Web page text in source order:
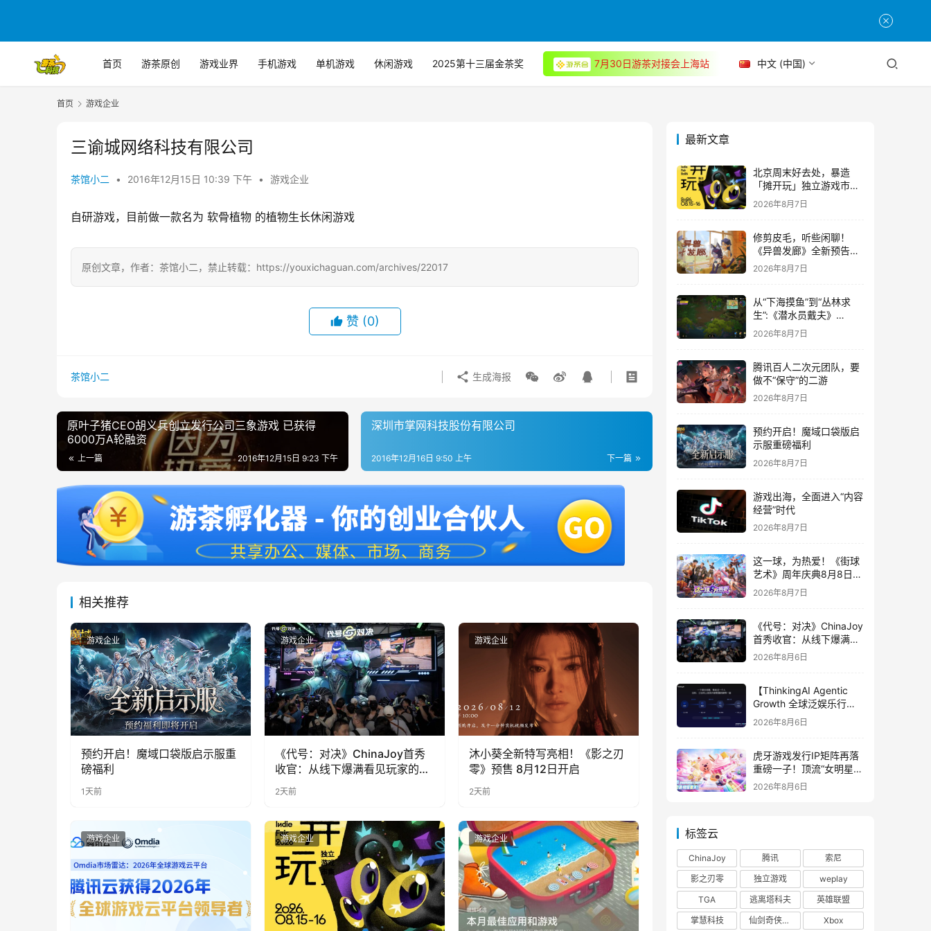
首页 游茶原创 游戏业界 手机游戏 单机游戏 休闲游戏 2025第十三届金茶奖 7月30日游茶对接会上海站 中文 (中国)
首页 游戏企业
三谕城网络科技有限公司
茶馆小二 • 2016年12月15日 10:39 下午 • 游戏企业
自研游戏，目前做一款名为 软骨植物 的植物生长休闲游戏
原创文章，作者：茶馆小二，禁止转载：https://youxichaguan.com/archives/22017
赞 (0)
茶馆小二 生成海报
原叶子猪CEO胡义兵创立发行公司三象游戏 已获得
6000万A轮融资
上一篇 2016年12月15日 9:23 下午
深圳市掌网科技股份有限公司
下一篇
2016年12月16日 9:50 上午
相关推荐
游戏企业
预约开启！魔域口袋版启示服重
磅福利
1天前
游戏企业
《代号：对决》ChinaJoy首秀
收官：从线下爆满看见玩家的真
实期待
2天前
游戏企业
沐小葵全新特写亮相！《影之刃
零》预售 8月12日开启
2天前
游戏企业 游戏企业 游戏企业
最新文章
北京周末好去处，暴造
「摊开玩」独立游戏市集
正式开票！
2026年8月7日
修剪皮毛，听些闲聊！
《异兽发廊》全新预告与
Steam免费试玩公开
2026年8月7日
从“下海摸鱼”到“丛林求
生”:《潜水员戴夫》
DLC《丛林》移动端定档
8月14日
2026年8月7日
腾讯百人二次元团队，要
做不“保守”的二游
2026年8月7日
预约开启！魔域口袋版启
示服重磅福利
2026年8月7日
游戏出海，全面进入“内容
经营”时代
2026年8月7日
这一球，为热爱！《街球
艺术》周年庆典8月8日正
式上线，多重福利与全新
内容同步开启
2026年8月7日
《代号：对决》ChinaJoy
首秀收官：从线下爆满看
见玩家的真实期待
2026年8月6日
【ThinkingAI Agentic
Growth 全球泛娱乐行业
峰会】Agent 时代，人到
底负责什么
2026年8月6日
虎牙游戏发行IP矩阵再落
重磅一子！顶流“女明星”
ZANMANG LOOPY 正版
2026年8月6日
标签云
ChinaJoy 腾讯
索尼
影之刃零
独立游戏
weplay
TGA
逃离塔科夫
英雄联盟
掌慧科技
仙剑奇侠传四 Xbox